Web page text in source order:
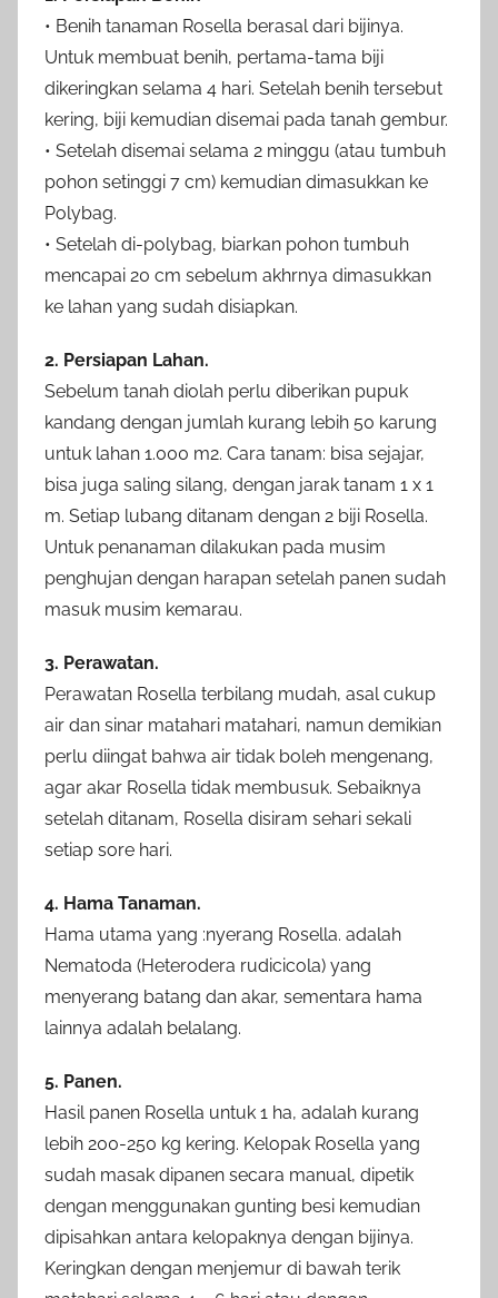
• Benih tanaman Rosella berasal dari bijinya.
Untuk membuat benih, pertama-tama biji
dikeringkan selama 4 hari. Setelah benih tersebut
kering, biji kemudian disemai pada tanah gembur.
• Setelah disemai selama 2 minggu (atau tumbuh
pohon setinggi 7 cm) kemudian dimasukkan ke
Polybag.
• Setelah di-polybag, biarkan pohon tumbuh
mencapai 20 cm sebelum akhrnya dimasukkan
ke lahan yang sudah disiapkan.
2. Persiapan Lahan.
Sebelum tanah diolah perlu diberikan pupuk
kandang dengan jumlah kurang lebih 50 karung
untuk lahan 1.000 m2. Cara tanam: bisa sejajar,
bisa juga saling silang, dengan jarak tanam 1 x 1
m. Setiap lubang ditanam dengan 2 biji Rosella.
Untuk penanaman dilakukan pada musim
penghujan dengan harapan setelah panen sudah
masuk musim kemarau.
3. Perawatan.
Perawatan Rosella terbilang mudah, asal cukup
air dan sinar matahari matahari, namun demikian
perlu diingat bahwa air tidak boleh mengenang,
agar akar Rosella tidak membusuk. Sebaiknya
setelah ditanam, Rosella disiram sehari sekali
setiap sore hari.
4. Hama Tanaman.
Hama utama yang :nyerang Rosella. adalah
Nematoda (Heterodera rudicicola) yang
menyerang batang dan akar, sementara hama
lainnya adalah belalang.
5. Panen.
Hasil panen Rosella untuk 1 ha, adalah kurang
lebih 200-250 kg kering. Kelopak Rosella yang
sudah masak dipanen secara manual, dipetik
dengan menggunakan gunting besi kemudian
dipisahkan antara kelopaknya dengan bijinya.
Keringkan dengan menjemur di bawah terik